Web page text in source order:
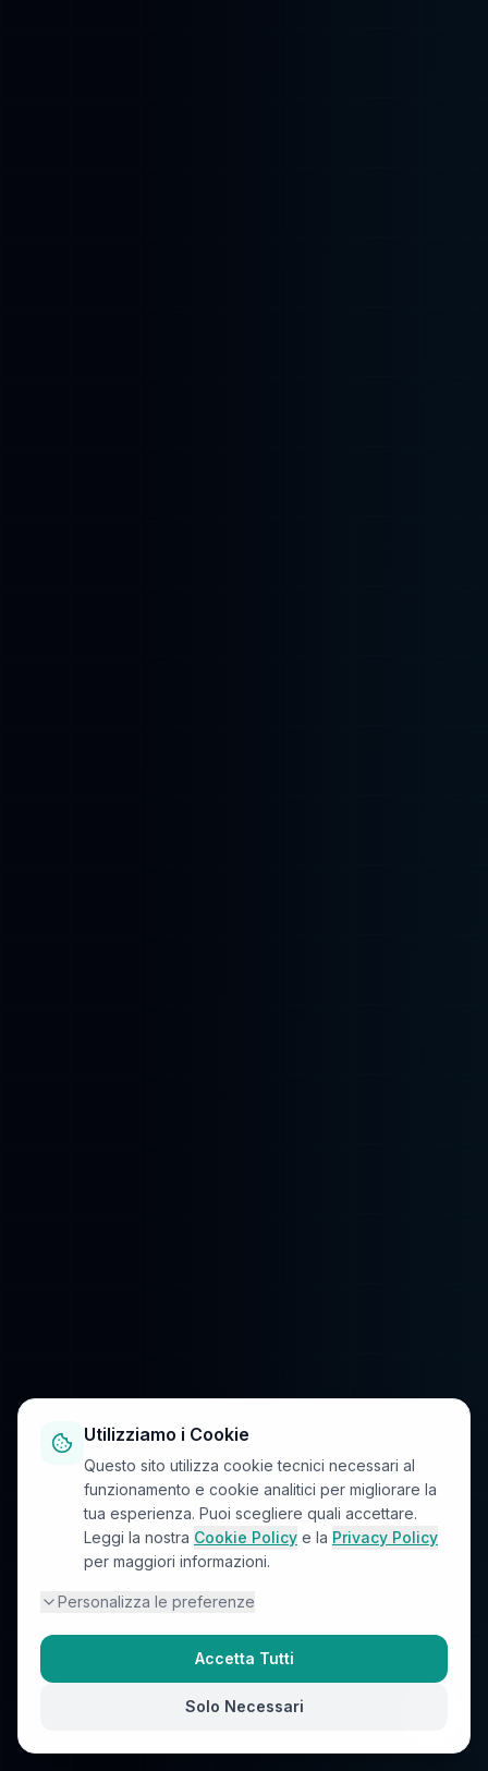
Utilizziamo i Cookie
Questo sito utilizza cookie tecnici necessari al
funzionamento e cookie analitici per migliorare la
tua esperienza. Puoi scegliere quali accettare.
Leggi la nostra Cookie Policy e la Privacy Policy
per maggiori informazioni.
Personalizza le preferenze
Accetta Tutti
Solo Necessari